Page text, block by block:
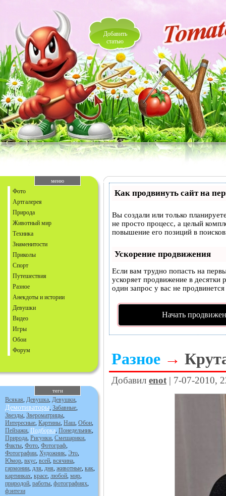
Добавить
статью
меню
Фото
Артгалерея
Природа
Животный мир
Техника
Знаменитости
Приколы
Спорт
Путешествия
Разное
Анекдоты и истории
Девушки
Видео
Игры
Обои
Форум
теги
Всякая, Девушка, Девушки,
Демотиваторы, Забавные,
Звезды, Звероматрицы,
Интересные, Картины, Наш, Обои,
Пейзажи, Подборка, Понедельник,
Природа, Рисунки, Смешарики,
Факты, Фото, Фотограф,
Фотографии, Художник, Это,
Юмор, вкус, всей, всячина,
гармонии, для, дня, животные, как,
картинках, красе, любой, мир,
природой, работы, фотографиях,
фэнтези
Как продвинуть сайт на
Вы создали или только
не просто процесс, а целый
повышение его позиций в
Ускорение продвижения
Если вам трудно попасть на
ускоряет продвижение в десятки
один запрос у вас не
Начать
Разное →
Добавил enot | 7-07-2010,